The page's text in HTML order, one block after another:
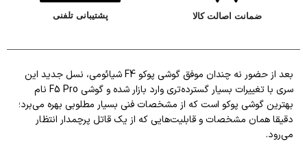
ضمانت اصالت کالا پشتیبانی تلفنی
بعد از حضور نه چندان موفق گوشی پوکو F4 شیائومی، نسل جدید این
سری با تغییرات بسیار گسترده‌تری وارد بازار شده و گوشی F5 Pro نام
بهترین گوشی پوکو است که از مشخصات فنی بسیار مطلوبی بهره می‌برد؛
دقیقا همان مشخصات و قابلیت‌هایی که از یک قاتل پرچمدار انتظار
می‌رود.